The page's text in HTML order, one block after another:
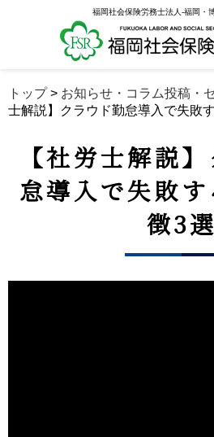
福岡社会保険労務士法人-福岡・
トップ> お知らせ・コラム投稿・
士解説】クラウド勤怠導入で失敗
【社労士解説
怠導入で失敗
徴3選